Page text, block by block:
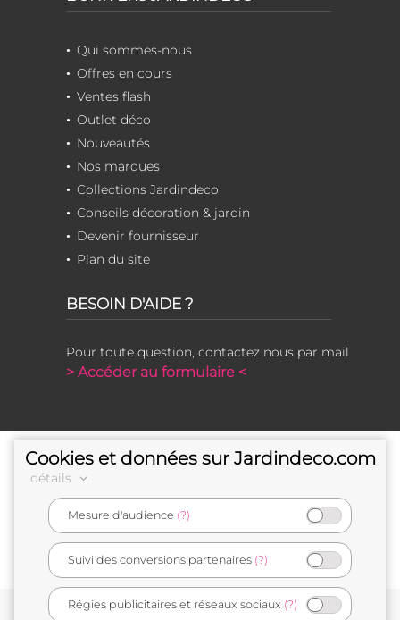
Qui sommes-nous
Offres en cours
Ventes flash
Outlet déco
Nouveautés
Nos marques
Collections Jardindeco
Conseils décoration & jardin
Devenir fournisseur
Plan du site
BESOIN D'AIDE ?
Pour toute question, contactez nous par mail
> Accéder au formulaire <
e-commerçant français
Cookies et données sur Jardindeco.com
détails
Mesure d'audience (?)
Suivi des conversions partenaires (?)
Régies publicitaires et réseaux sociaux (?)